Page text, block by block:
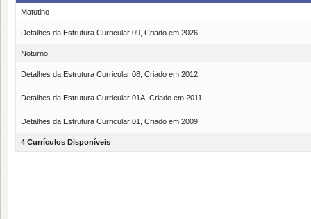
Matutino
Detalhes da Estrutura Curricular 09, Criado em 2026
Noturno
Detalhes da Estrutura Curricular 08, Criado em 2012
Detalhes da Estrutura Curricular 01A, Criado em 2011
Detalhes da Estrutura Curricular 01, Criado em 2009
4 Currículos Disponíveis